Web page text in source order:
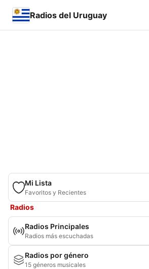
Radios del Uruguay
Mi Lista
Favoritos y Recientes
Radios
Radios Principales
Radios más escuchadas
Radios por género
15 géneros musicales